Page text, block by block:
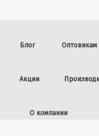
Блог Оптовикам
Акции
О компании